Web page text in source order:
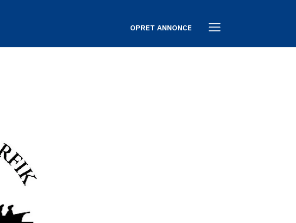
OPRET ANNONCE